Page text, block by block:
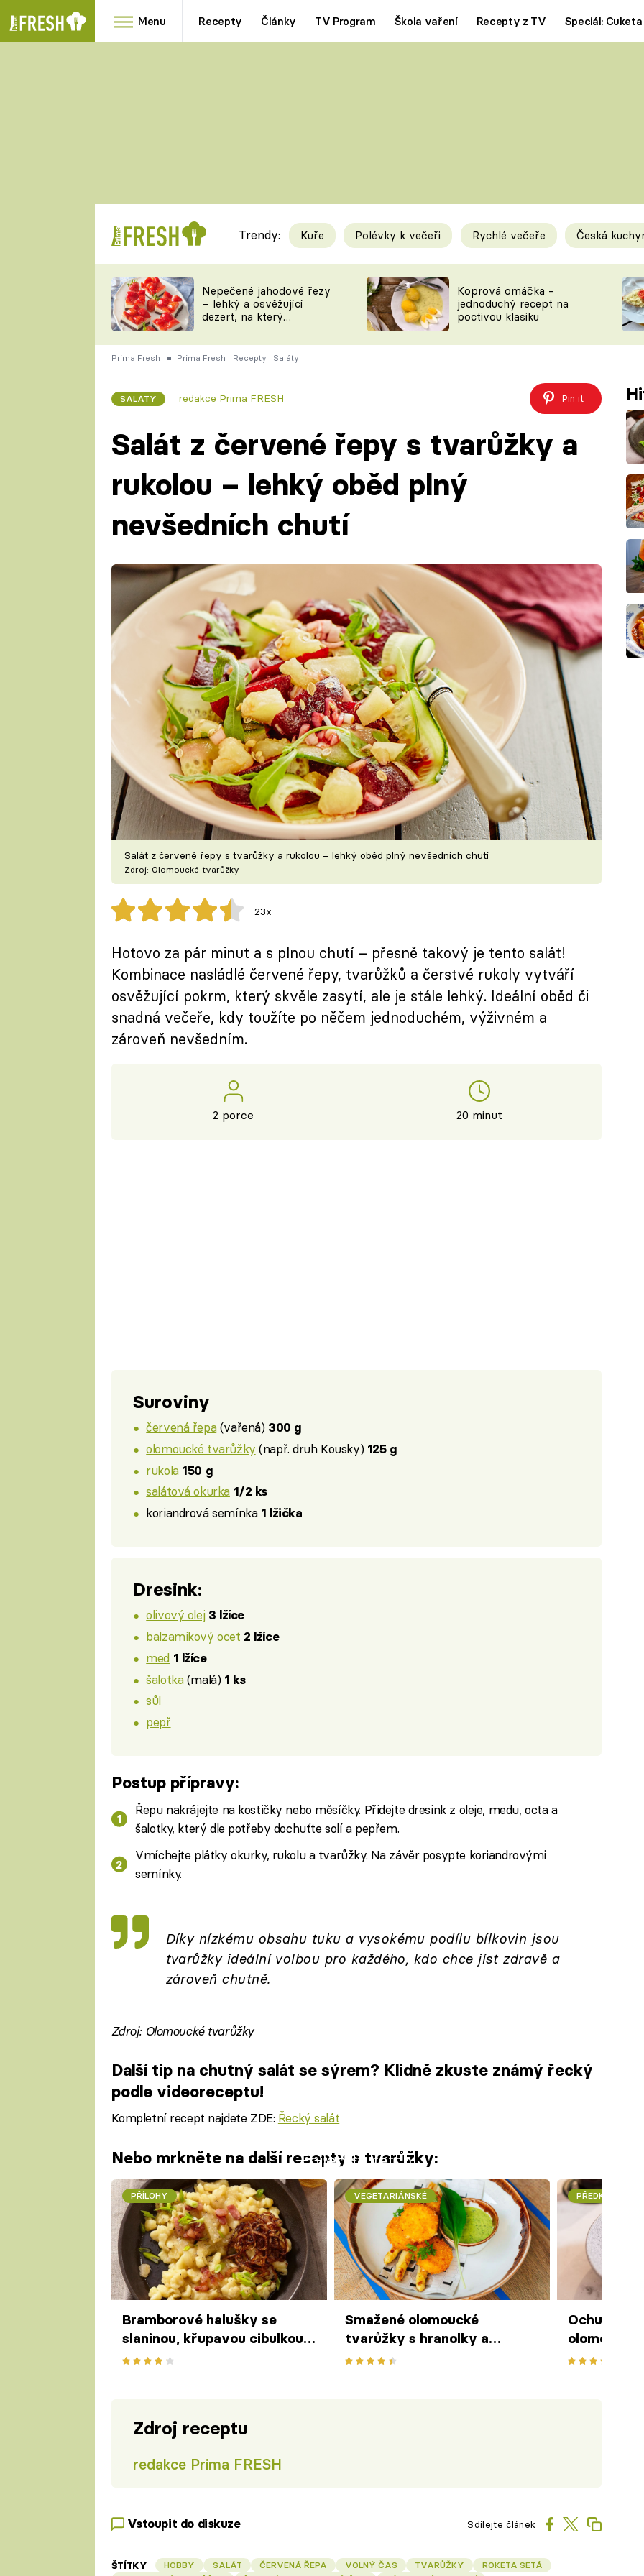
Menu Recepty Články TV Program Škola vaření Recepty z TV Speciál: Cuketa
RYCHLOVKY
Videorecepty
TEĎ VAŘÍ ŠÉF!
ČESKO NA TALÍŘI
KUCHAŘKA
Tipy a triky
KAM ZA JÍDLEM
VYCHYTÁVKY
ČASOPIS
Trendy: Kuře Polévky k večeři Rychlé večeře Česká
Nepečené jahodové řezy
– lehký a osvěžující
dezert, na který
Koprová omáčka -
jednoduchý recept na
poctivou klasiku
Prima Fresh ■ Prima Fresh Recepty Saláty
SALÁTY redakce Prima FRESH Pin it
Salát z červené řepy s tvarůžky a
rukolou – lehký oběd plný
nevšedních chutí
Salát z červené řepy s tvarůžky a rukolou – lehký oběd plný nevšedních chutí
Zdroj: Olomoucké tvarůžky
23x
Hotovo za pár minut a s plnou chutí – přesně takový je tento salát!
Kombinace nasládlé červené řepy, tvarůžků a čerstvé rukoly vytváří
osvěžující pokrm, který skvěle zasytí, ale je stále lehký. Ideální oběd či
snadná večeře, kdy toužíte po něčem jednoduchém, výživném a
zároveň nevšedním.
2 porce 20 minut
Suroviny
červená řepa(vařená) 300 g
olomoucké tvarůžky (např. druh Kousky) 125 g
rukola 150 g
salátová okurka 1/2 ks
koriandrová semínka 1 lžička
Dresink:
olivový olej 3 lžíce
balzamikový ocet 2 lžíce
med 1 lžíce
šalotka(malá) 1 ks
sůl
pepř
Postup přípravy:
Řepu nakrájejte na kostičky nebo měsíčky. Přidejte dresink z oleje, medu, octa a
šalotky, který dle potřeby dochuťte solí a pepřem.
Vmíchejte plátky okurky, rukolu a tvarůžky. Na závěr posypte koriandrovými
semínky.
Díky nízkému obsahu tuku a vysokému podílu bílkovin jsou
tvarůžky ideální volbou pro každého, kdo chce jíst zdravě a
zároveň chutně.
Zdroj: Olomoucké tvarůžky
Další tip na chutný salát se sýrem? Klidně zkuste známý řecký
podle videoreceptu!
Kompletní recept najdete ZDE: Řecký salát
Failed to fetch
Nebo mrkněte na další recepty s tvarůžky:
PŘÍLOHY
Bramborové halušky se
slaninou, křupavou cibulkou a
olomouckými tvarůžky
VEGETARIÁNSKÉ
Smažené olomoucké
tvarůžky s hranolky a
majonézou z medvědího
PŘEDKRMY A
Ochutnejte
olomoucké
majonézou
Zdroj receptu
redakce Prima FRESH
Vstoupit do diskuze Sdílejte článek
ŠTÍTKY HOBBY SALÁT ČERVENÁ ŘEPA VOLNÝ ČAS TVARŮŽKY
ROKETA SETÁ